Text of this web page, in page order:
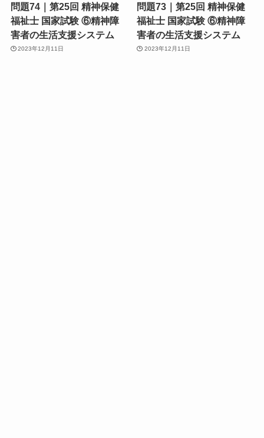
問題74｜第25回 精神保健
福祉士 国家試験 ⑥精神障
害者の生活支援システム
2023年12月11日
問題73｜第25回 精神保健
福祉士 国家試験 ⑥精神障
害者の生活支援システム
2023年12月11日